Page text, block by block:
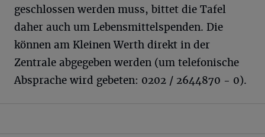
geschlossen werden muss, bittet die Tafel
daher auch um Lebensmittelspenden. Die
können am Kleinen Werth direkt in der
Zentrale abgegeben werden (um telefonische
Absprache wird gebeten: 0202 / 2644870 - 0).